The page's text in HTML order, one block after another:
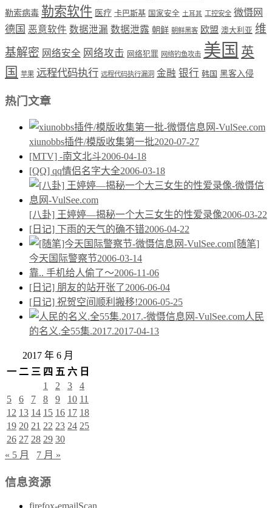
勒索病毒 勒索软件 医疗 卡巴斯基 国家安全 土耳其 工控安全 微慑网
德国 恶意软件 数据泄漏 数据泄露 朝鲜 朝鲜黑客 欧盟 澳大利亚 维
基解密 网络安全 网络攻击 网络犯罪 网络钓鱼攻击 美国 英
国
苹果 远程代码执行 远程代码执行漏洞 金融 银行 韩国 黑客入侵
热门文章
xiunobbs插件/模版收集第一批2020-07-27
[MTV] -南文北斗2006-04-18
[QQ] qq情侣名字大全2006-03-18
[八卦] 王婷婷—揭秘一个大三女生的性爱录像2006-03-22
[日记] 下雨的天气的确不错2006-04-22
[随笔]
今天国际警察节2006-03-14
靠.. 手机给人偷了～2006-11-06
[日记] 朋友的站开张了2006-06-04
[日记] 祝贺空间顺利搬移!2006-05-25
人民
的名义.全55集.2017.2017-04-13
2017 年 6 月
一 二 三 四 五 六 日
1
2 3
4
5
6 7 8 9 10 11
12 13 14 15 16 17 18
19 20 21 22 23 24 25
26 27 28 29 30
« 5 月
7 月 »
信息资源
firefox-emailScan